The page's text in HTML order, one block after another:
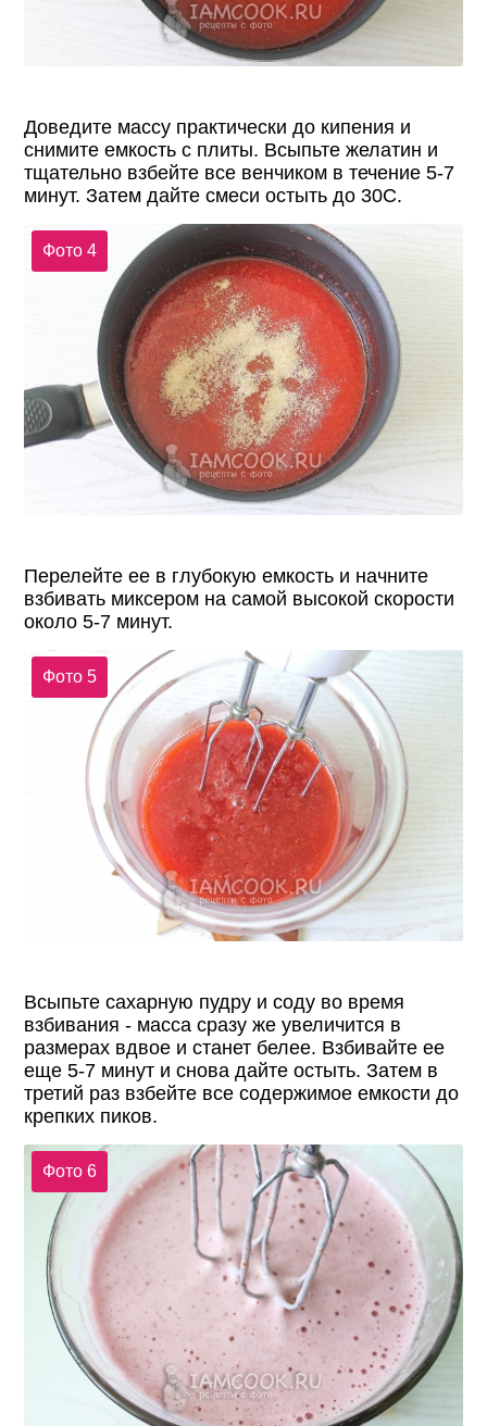
Доведите массу практически до кипения и
снимите емкость с плиты. Всыпьте желатин и
тщательно взбейте все венчиком в течение 5-7
минут. Затем дайте смеси остыть до 30С.
Фото 4
Перелейте ее в глубокую емкость и начните
взбивать миксером на самой высокой скорости
около 5-7 минут.
Фото 5
Всыпьте сахарную пудру и соду во время
взбивания - масса сразу же увеличится в
размерах вдвое и станет белее. Взбивайте ее
еще 5-7 минут и снова дайте остыть. Затем в
третий раз взбейте все содержимое емкости до
крепких пиков.
Фото 6